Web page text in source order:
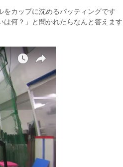
カップに沈めるパッティングです
何？」と聞かれたらなんと答えます